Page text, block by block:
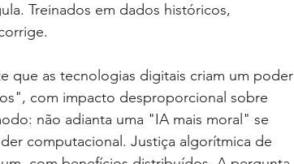
Treinados em dados históricos,
que as tecnologias digitais criam um poder
com impacto desproporcional sobre
não adianta uma "IA mais moral" se
computacional. Justiça algorítmica de